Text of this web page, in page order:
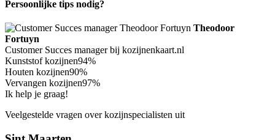
Persoonlijke tips nodig?
Theodoor
Fortuyn
Customer Succes manager bij kozijnenkaart.nl
Kunststof kozijnen94%
Houten kozijnen90%
Vervangen kozijnen97%
Ik help je graag!
Veelgestelde vragen over kozijnspecialisten uit